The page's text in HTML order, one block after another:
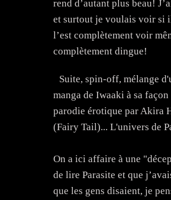
rend d’autant plus beau!
et surtout je voulais voir si
l’est complètement voir
complètement dingue!
Suite, spin-off, mélange
manga de Iwaaki à sa
parodie érotique par Akira
(Fairy Tail)... L'univers de
On a ici affaire à une
de lire Parasite et que
que les gens disaient, je